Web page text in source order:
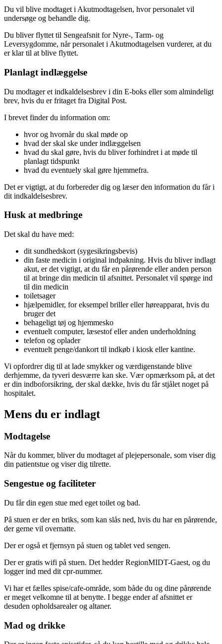
Du vil blive modtaget i Akutmodtagelsen, hvor personalet vil
undersøge og behandle dig.
Du bliver flyttet til Sengeafsnit for Nyre-, Tarm- og
Leversygdomme, når personalet i Akutmodtagelsen vurderer, at du
er klar til at blive flyttet.
Planlagt indlæggelse
Du modtager et indkaldelsesbrev i din E-boks eller som almindeligt
brev, hvis du er fritaget fra Digital Post.
I brevet finder du information om:
hvor og hvornår du skal møde op
hvad der skal ske under indlæggelsen
hvad du skal gøre, hvis du bliver forhindret i at møde til
planlagt tidspunkt
hvad du eventuely skal gøre hjemmefra.
Det er vigtigt, at du forbereder dig og læser den information du får i
dit indkaldelsesbrev.
Husk at medbringe
Det skal du have med:
dit sundhedskort (sygesikringsbevis)
din faste medicin i original indpakning. Hvis du bliver indlagt
akut, er det vigtigt, at du får en pårørende eller anden person
til at bringe din medicin til afsnittet. Personalet vil spørge ind
til din medicin
toiletsager
hjælpemidler, for eksempel briller eller høreapparat, hvis du
bruger det
behageligt tøj og hjemmesko
eventuelt computer, læsestof eller anden underholdning
telefon og oplader
eventuelt penge/dankort til indkøb i kiosk eller kantine.
Vi opfordrer dig til at lade smykker og værdigenstande blive
derhjemme, da tyveri desværre kan ske. Vær opmærksom på, at det
er din indboforsikring, der skal dække, hvis du får stjålet noget på
hospitalet.
Mens du er indlagt
Modtagelse
Når du kommer, bliver du modtaget af plejepersonale, som viser dig
din patientstue og viser dig tilrette.
Sengestue og faciliteter
Du får din egen stue med eget toilet og bad.
På stuen er der en briks, som kan slås ned, hvis du har en pårørende,
der gerne vil overnatte.
Der er også et fjernsyn på stuen og tablet ved sengen.
Der er gratis wifi på stuen. Det hedder RegionMIDT-Gaest, og du
logger ind med dit cpr-nummer.
Vi har et fælles spise/cafe-område, som både du og dine pårørende
er meget velkomne til at benytte. I begge ender af afsnittet er
desuden opholdsarealer og altaner.
Mad og drikke